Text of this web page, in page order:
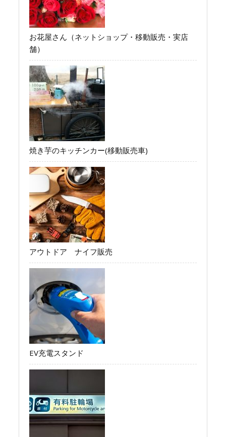
お花屋さん（ネットショップ・移動販売・実店
舗）
焼き芋のキッチンカー(移動販売車)
アウトドア ナイフ販売
EV充電スタンド